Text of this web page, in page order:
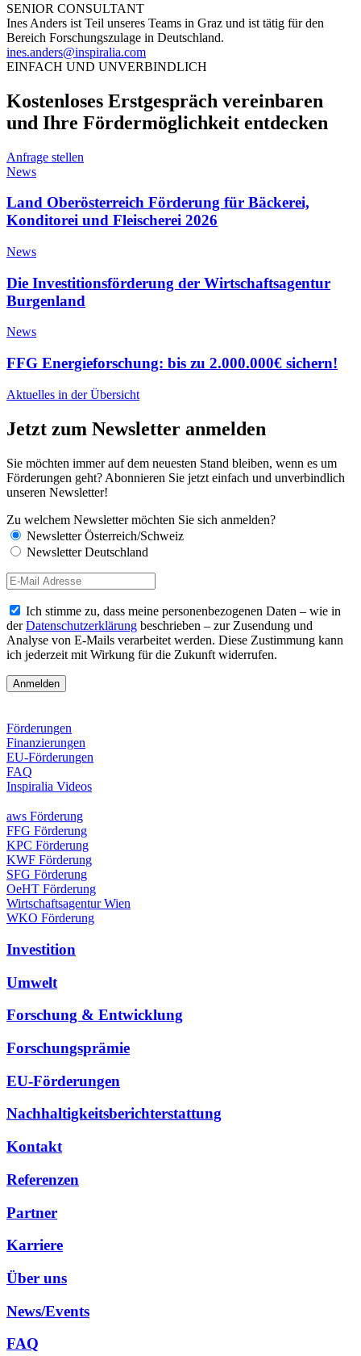
SENIOR CONSULTANT
Ines Anders ist Teil unseres Teams in Graz und ist tätig für den
Bereich Forschungszulage in Deutschland.
ines.anders@inspiralia.com
EINFACH UND UNVERBINDLICH
Kostenloses Erstgespräch vereinbaren
und Ihre Fördermöglichkeit entdecken
Anfrage stellen
News
Land Oberösterreich Förderung für Bäckerei,
Konditorei und Fleischerei 2026
News
Die Investitionsförderung der Wirtschaftsagentur
Burgenland
News
FFG Energieforschung: bis zu 2.000.000€ sichern!
Aktuelles in der Übersicht
Jetzt zum Newsletter anmelden
Sie möchten immer auf dem neuesten Stand bleiben, wenn es um
Förderungen geht? Abonnieren Sie jetzt einfach und unverbindlich
unseren Newsletter!
Zu welchem Newsletter möchten Sie sich anmelden?
Newsletter Österreich/Schweiz
Newsletter Deutschland
Ich stimme zu, dass meine personenbezogenen Daten – wie in
derDatenschutzerklärung beschrieben – zur Zusendung und
Analyse von E-Mails verarbeitet werden. Diese Zustimmung kann
ich jederzeit mit Wirkung für die Zukunft widerrufen.
Förderungen
Finanzierungen
EU-Förderungen
FAQ
Inspiralia Videos
aws Förderung
FFG Förderung
KPC Förderung
KWF Förderung
SFG Förderung
OeHT Förderung
Wirtschaftsagentur Wien
WKO Förderung
Investition
Umwelt
Forschung & Entwicklung
Forschungsprämie
EU-Förderungen
Nachhaltigkeitsberichterstattung
Kontakt
Referenzen
Partner
Karriere
Über uns
News/Events
FAQ